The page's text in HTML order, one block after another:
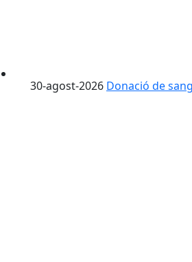
30-agost-2026 Donació de sang